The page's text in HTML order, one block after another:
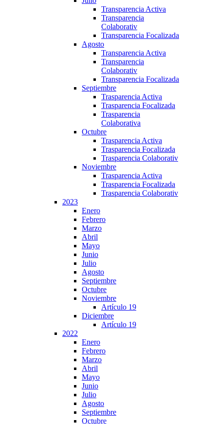
Transparencia Activa
Transparencia
Colaborativ
Transparencia Focalizada
Agosto
Transparencia Activa
Transparencia
Colaborativ
Transparencia Focalizada
Septiembre
Trasparencia Activa
Trasparencia Focalizada
Trasparencia
Colaborativa
Octubre
Trasparencia Activa
Trasparencia Focalizada
Trasparencia Colaborativ
Noviembre
Trasparencia Activa
Trasparencia Focalizada
Trasparencia Colaborativ
2023
Enero
Febrero
Marzo
Abril
Mayo
Junio
Julio
Agosto
Septiembre
Octubre
Noviembre
Artículo 19
Diciembre
Artículo 19
2022
Enero
Febrero
Marzo
Abril
Mayo
Junio
Julio
Agosto
Septiembre
Octubre